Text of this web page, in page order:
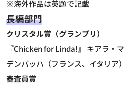
※海外作品は英題で記載
長編部門
クリスタル賞（グランプリ）
『Chicken for Linda!』 キアラ・
デンバッハ（フランス、イタリア）
審査員賞